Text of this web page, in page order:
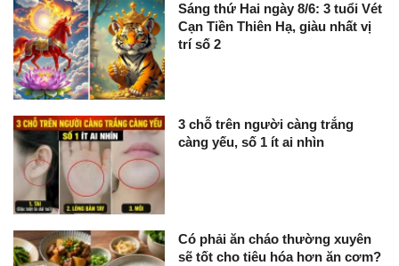
Sáng thứ Hai ngày 8/6: 3 tuổi Vét
Cạn Tiền Thiên Hạ, giàu nhất vị
trí số 2
3 chỗ trên người càng trắng
càng yếu, số 1 ít ai nhìn
Có phải ăn cháo thường xuyên
sẽ tốt cho tiêu hóa hơn ăn cơm?